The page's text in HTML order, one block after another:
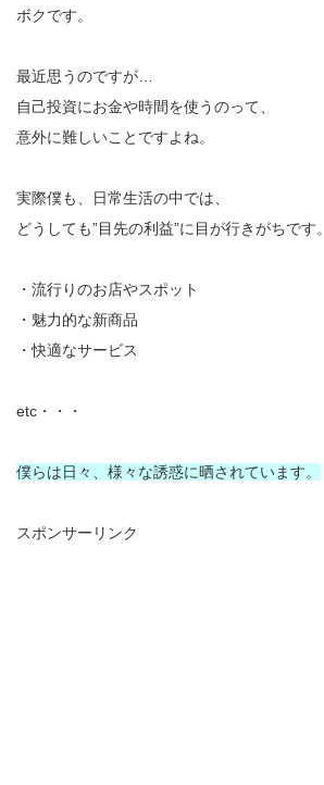
ボクです。
最近思うのですが…
自己投資にお金や時間を使うのって、
意外に難しいことですよね。
実際僕も、日常生活の中では、
どうしても”目先の利益”に目が行きがちです。
・流行りのお店やスポット
・魅力的な新商品
・快適なサービス
etc・・・
僕らは日々、様々な誘惑に晒されています。
スポンサーリンク